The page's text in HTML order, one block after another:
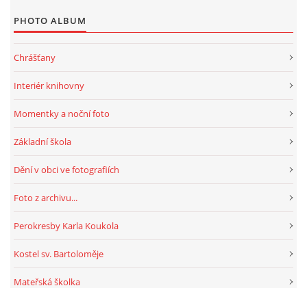
PHOTO ALBUM
Chrášťany
Interiér knihovny
Momentky a noční foto
Základní škola
Dění v obci ve fotografiích
Foto z archivu...
Perokresby Karla Koukola
Kostel sv. Bartoloměje
Mateřská školka